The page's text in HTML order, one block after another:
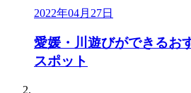
2022年04月27日
愛媛・川遊びができるお
スポット